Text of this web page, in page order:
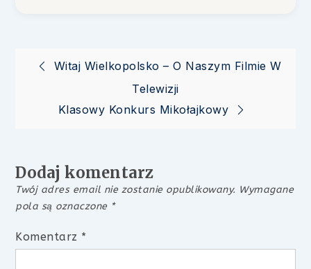
Nawigacja
wpisu
Witaj Wielkopolsko – O Naszym Filmie W
Telewizji
Klasowy Konkurs Mikołajkowy
Dodaj komentarz
Twój adres email nie zostanie opublikowany. Wymagane
pola są oznaczone *
Komentarz *